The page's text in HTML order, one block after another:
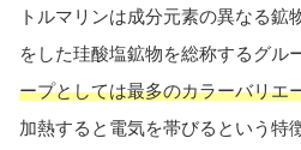
トルマリンは成分元素の異なる鉱
をした珪酸塩鉱物を総称するグル
ープとしては最多のカラーバリエ
加熱すると電気を帯びるという特